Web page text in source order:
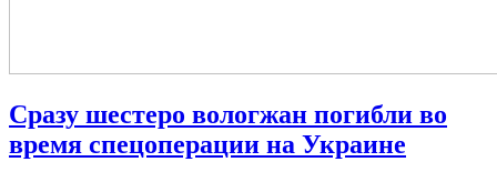
Сразу шестеро вологжан погибли во
время спецоперации на Украине